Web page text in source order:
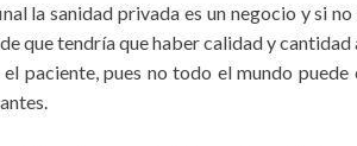
la sanidad privada es un negocio y si
que tendría que haber calidad y
paciente, pues no todo el mundo